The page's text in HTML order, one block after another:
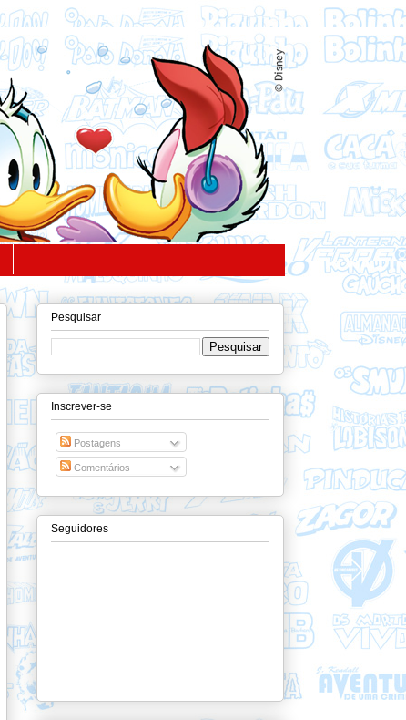
Pesquisar
Inscrever-se
Postagens
Comentários
Seguidores